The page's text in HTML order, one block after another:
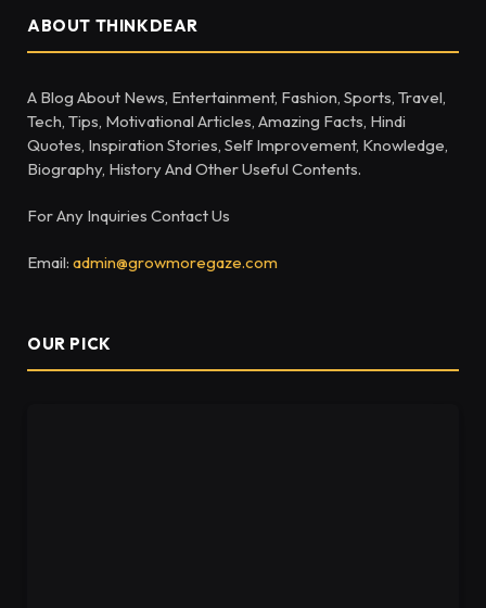
ABOUT THINKDEAR
A Blog About News, Entertainment, Fashion, Sports, Travel,
Tech, Tips, Motivational Articles, Amazing Facts, Hindi
Quotes, Inspiration Stories, Self Improvement, Knowledge,
Biography, History And Other Useful Contents.
For Any Inquiries Contact Us
Email: admin@growmoregaze.com
OUR PICK